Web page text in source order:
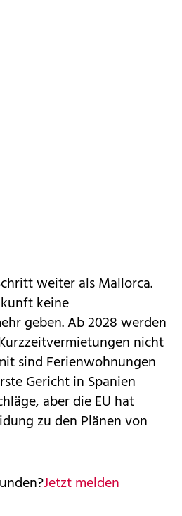
weiter als Mallorca.
keine
geben. Ab 2028 werden
nicht
sind Ferienwohnungen
Gericht in Spanien
aber die EU hat
zu den Plänen von
Jetzt melden